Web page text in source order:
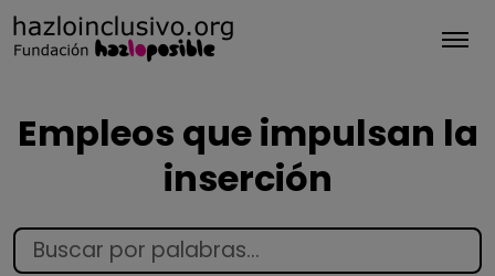
Empleos que impulsan la
inserción